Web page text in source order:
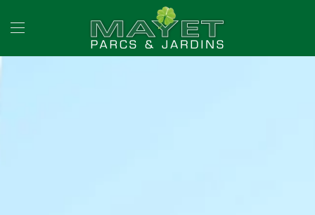
Accéder au contenu principal